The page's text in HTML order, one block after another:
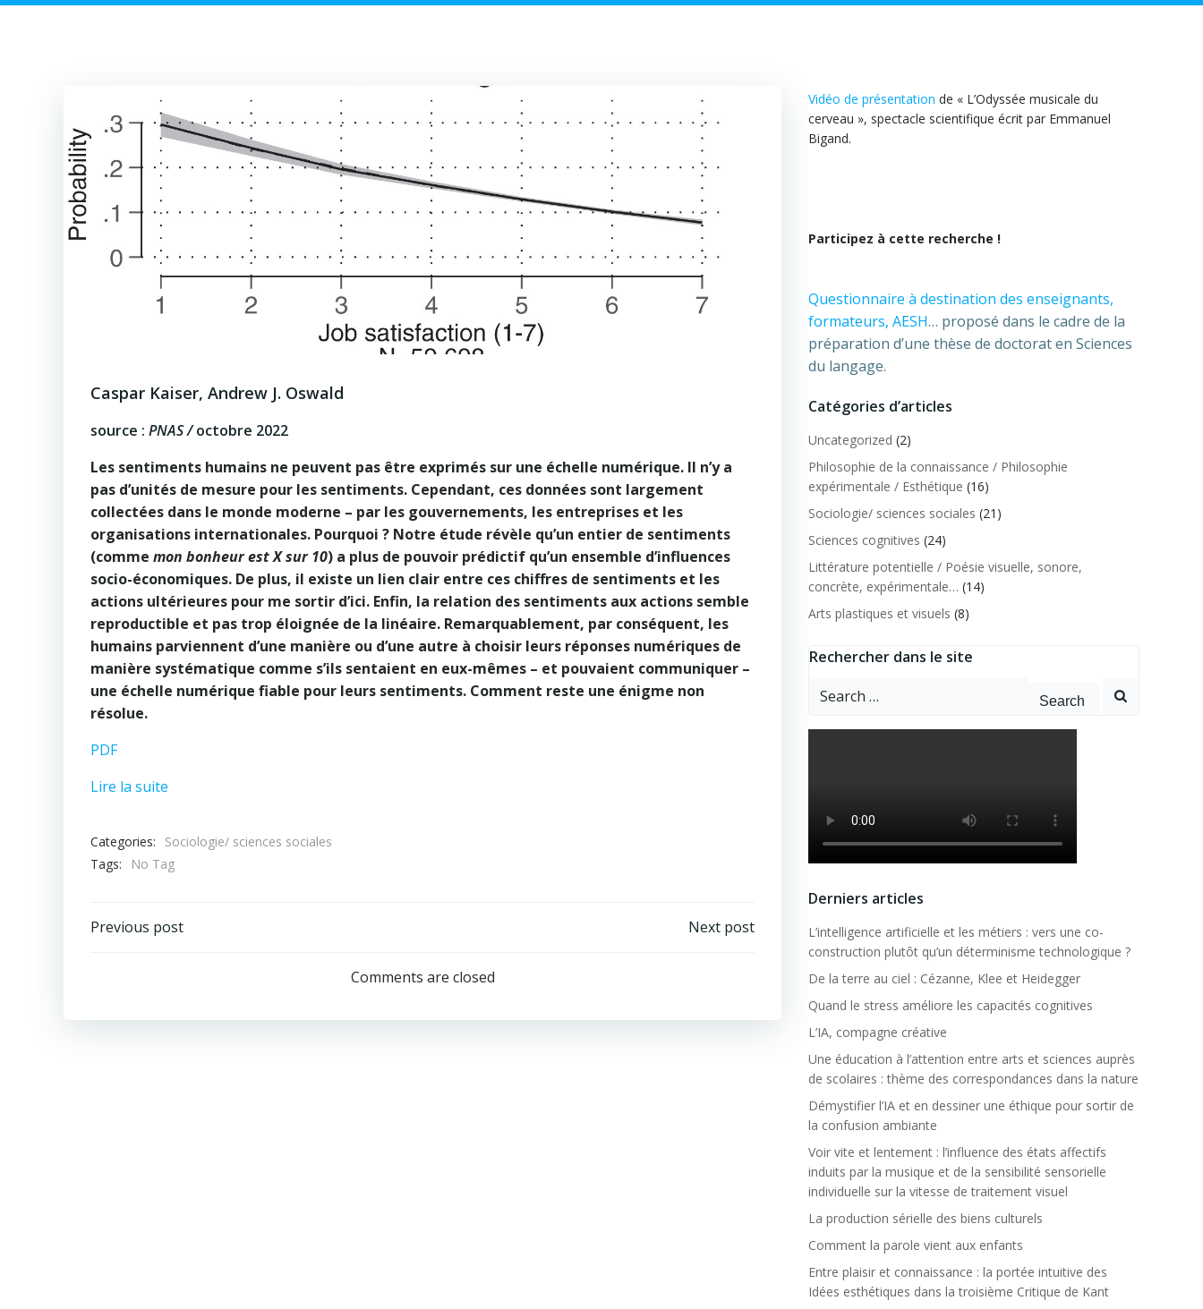
Caspar Kaiser, Andrew J. Oswald
source : PNAS /octobre 2022
Les sentiments humains ne peuvent pas être exprimés sur une échelle numérique. Il n’y a
pas d’unités de mesure pour les sentiments. Cependant, ces données sont largement
collectées dans le monde moderne – par les gouvernements, les entreprises et les
organisations internationales. Pourquoi ? Notre étude révèle qu’un entier de sentiments
(comme mon bonheur est X sur 10) a plus de pouvoir prédictif qu’un ensemble d’influences
socio-économiques. De plus, il existe un lien clair entre ces chiffres de sentiments et les
actions ultérieures pour me sortir d’ici. Enfin, la relation des sentiments aux actions semble
reproductible et pas trop éloignée de la linéaire. Remarquablement, par conséquent, les
humains parviennent d’une manière ou d’une autre à choisir leurs réponses numériques de
manière systématique comme s’ils sentaient en eux-mêmes – et pouvaient communiquer –
une échelle numérique fiable pour leurs sentiments. Comment reste une énigme non
résolue.
PDF
Lire la suite
Categories:
Sociologie/ sciences sociales
Tags:
No Tag
Post
Previous post
navigation
Next post
Comments are closed
Vidéo de présentation de « L’Odyssée musicale du
cerveau », spectacle scientifique écrit par Emmanuel
Bigand.
Participez à cette recherche !
Questionnaire à destination des enseignants,
formateurs, AESH… proposé dans le cadre de la
préparation d’une thèse de doctorat en Sciences
du langage.
Catégories d’articles
Uncategorized (2)
Philosophie de la connaissance / Philosophie
expérimentale / Esthétique (16)
Sociologie/ sciences sociales (21)
Sciences cognitives (24)
Littérature potentielle / Poésie visuelle, sonore,
concrète, expérimentale… (14)
Arts plastiques et visuels (8)
Rechercher dans le site
Search
Derniers articles
L’intelligence artificielle et les métiers : vers une co-
construction plutôt qu’un déterminisme technologique ?
De la terre au ciel : Cézanne, Klee et Heidegger
Quand le stress améliore les capacités cognitives
L’IA, compagne créative
Une éducation à l’attention entre arts et sciences auprès
de scolaires : thème des correspondances dans la nature
Démystifier l’IA et en dessiner une éthique pour sortir de
la confusion ambiante
Voir vite et lentement : l’influence des états affectifs
induits par la musique et de la sensibilité sensorielle
individuelle sur la vitesse de traitement visuel
La production sérielle des biens culturels
Comment la parole vient aux enfants
Entre plaisir et connaissance : la portée intuitive des
Idées esthétiques dans la troisième Critique de Kant